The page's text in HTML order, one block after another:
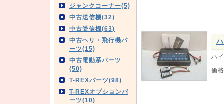
ジャンクコーナー(5)
中古送信機(32)
中古受信機(63)
中古ヘリ・飛行機パ
ーツ(15)
中古電動系パーツ
(50)
T-REXパーツ(98)
T-REXオプションパ
ーツ(10)
ハ
価格